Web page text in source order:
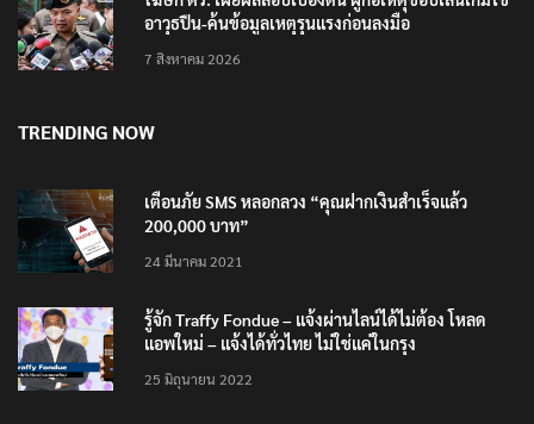
อาวุธปืน-ค้นข้อมูลเหตุรุนแรงก่อนลงมือ
7 สิงหาคม 2026
TRENDING NOW
เตือนภัย SMS หลอกลวง “คุณฝากเงินสำเร็จแล้ว
200,000 บาท”
24 มีนาคม 2021
รู้จัก Traffy Fondue – แจ้งผ่านไลน์ได้ไม่ต้อง โหลด
แอพใหม่ – แจ้งได้ทั่วไทย ไม่ใช่แค่ในกรุง
25 มิถุนายน 2022